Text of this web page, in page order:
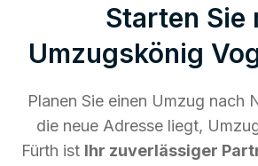
Starten Sie
Umzugskönig
Planen Sie einen Umzug nach
die neue Adresse liegt,
Fürth ist Ihr zuverlässiger